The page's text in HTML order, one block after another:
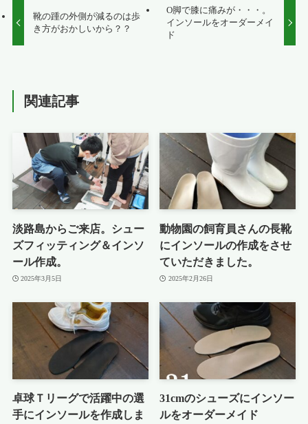
靴の踵の外側が減るのは歩
き方がおかしいから？？
O脚で膝に痛みが・・・。
インソールをオーダーメイ
ド
関連記事
淡路島からご来店。シュー
ズフィッティング＆インソ
ール作成。
2025年3月5日
動物園の飼育員さんの長靴
にインソールの作成をさせ
ていただきました。
2025年2月26日
卓球Ｔリーグで活躍中の選
手にインソールを作成しま
31cmのシューズにインソー
ルをオーダーメイド